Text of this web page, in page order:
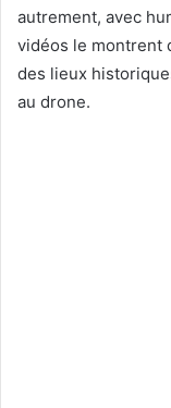
autrement, avec
vidéos le montrent
des lieux
au drone.